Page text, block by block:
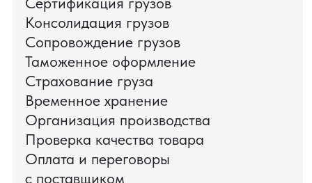
ПАО «Ростелеком» доверяет нам полный
цикл международных поставок — от
поиска и проверки поставщиков до
доставки оборудования.
Мы обеспечили полный цикл работ:
проверку продукции, логистику,
таможенное оформление и контроль
сроков. В результате все товары были
доставлены точно в срок и без
дополнительных рисков.
PRO TORG — проверенный партнёр по
международной логистике для ведущих
федеральных компаний.